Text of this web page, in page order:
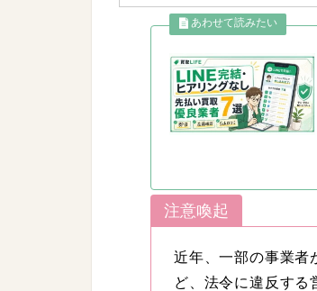
注意喚起
近年、一部の事業者
ど、法令に違反する